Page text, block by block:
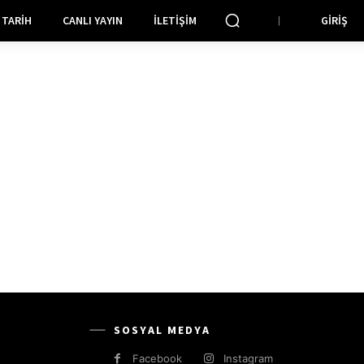
TARIH CANLI YAYIN İLETIŞIM GIRIŞ
SOSYAL MEDYA
Facebook
Instagram